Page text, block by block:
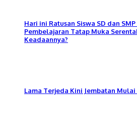
Hari ini Ratusan Siswa SD dan
Pembelajaran Tatap Muka
Keadaannya?
Lama Terjeda Kini Jembatan